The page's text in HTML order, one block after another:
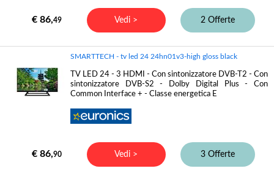
€ 86,49 Vedi > 2 Offerte
SMARTTECH - tv led 24 24hn01v3-high gloss black
TV LED 24 - 3 HDMI - Con sintonizzatore DVB-T2 - Con
sintonizzatore DVB-S2 - Dolby Digital Plus - Con
Common Interface + - Classe energetica E
€ 86,90 Vedi > 3 Offerte